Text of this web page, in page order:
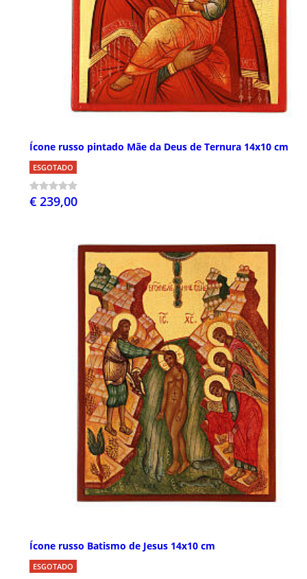
Ícone russo pintado Mãe da Deus de Ternura 14x10 cm
ESGOTADO
€ 239,00
Ícone russo Batismo de Jesus 14x10 cm
ESGOTADO